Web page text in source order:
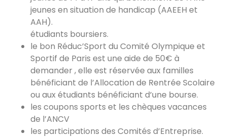
jeunes en situation de handicap (AAEEH et
AAH).
étudiants boursiers.
le bon Réduc’Sport du Comité Olympique et
Sportif de Paris est une aide de 50€ à
demander , elle est réservée aux familles
bénéficiant de l’Allocation de Rentrée Scolaire
ou aux étudiants bénéficiant d’une bourse.
les coupons sports et les chèques vacances
de l’ANCV
les participations des Comités d’Entreprise.